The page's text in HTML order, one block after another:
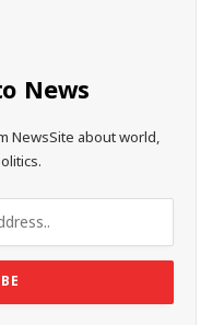
News
NewsSite about world,